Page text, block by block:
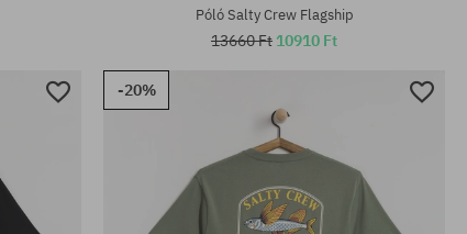
Póló Salty Crew Flagship
13660 Ft 10910 Ft
-20%